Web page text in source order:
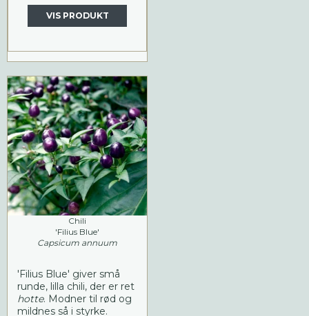
VIS PRODUKT
Chili
'Filius Blue'
Capsicum annuum
'Filius Blue' giver små
runde, lilla chili, der er ret
hotte. Modner til rød og
mildnes så i styrke.